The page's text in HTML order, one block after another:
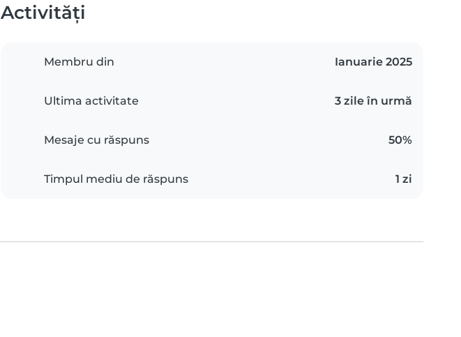
Activități
Membru din Ianuarie 2025
Ultima activitate 3 zile în urmă
Mesaje cu răspuns 50%
Timpul mediu de răspuns 1 zi